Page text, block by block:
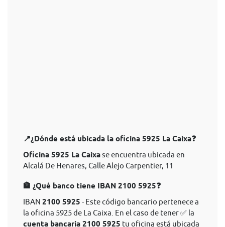
📍¿Dónde está ubicada la oficina 5925 La Caixa❓
Oficina 5925 La Caixase encuentra ubicada en
Alcalá De Henares, Calle Alejo Carpentier, 11
🏦 ¿Qué banco tiene IBAN 2100 5925❓
IBAN 2100 5925 - Este código bancario pertenece a
la oficina 5925 de La Caixa. En el caso de tener ✅ la
cuenta bancaria 2100 5925 tu oficina está ubicada